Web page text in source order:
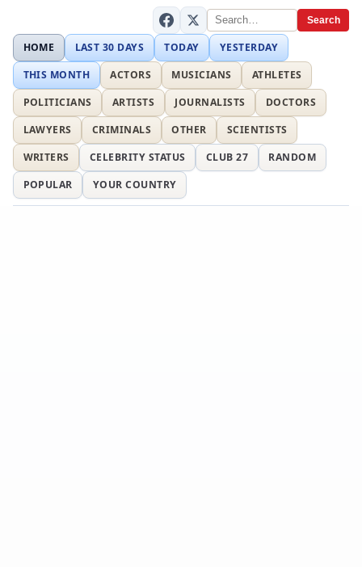
Search
HOME LAST 30 DAYS TODAY
YESTERDAY
THIS MONTH
ACTORS MUSICIANS
ATHLETES
POLITICIANS
ARTISTS JOURNALISTS
DOCTORS
LAWYERS
CRIMINALS OTHER
SCIENTISTS
WRITERS
CELEBRITY STATUS CLUB 27
RANDOM
POPULAR
YOUR COUNTRY